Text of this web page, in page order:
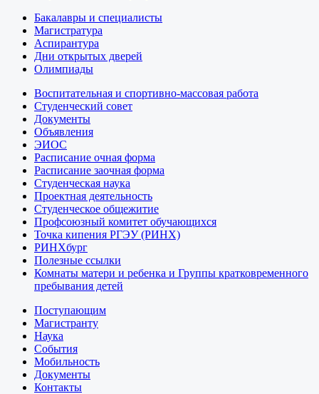
Бакалавры и специалисты
Магистратура
Аспирантура
Дни открытых дверей
Олимпиады
Воспитательная и спортивно-массовая работа
Студенческий совет
Документы
Объявления
ЭИОС
Расписание очная форма
Расписание заочная форма
Студенческая наука
Проектная деятельность
Студенческое общежитие
Профсоюзный комитет обучающихся
Точка кипения РГЭУ (РИНХ)
РИНХбург
Полезные ссылки
Комнаты матери и ребенка и Группы кратковременного
пребывания детей
Поступающим
Магистранту
Наука
События
Мобильность
Документы
Контакты